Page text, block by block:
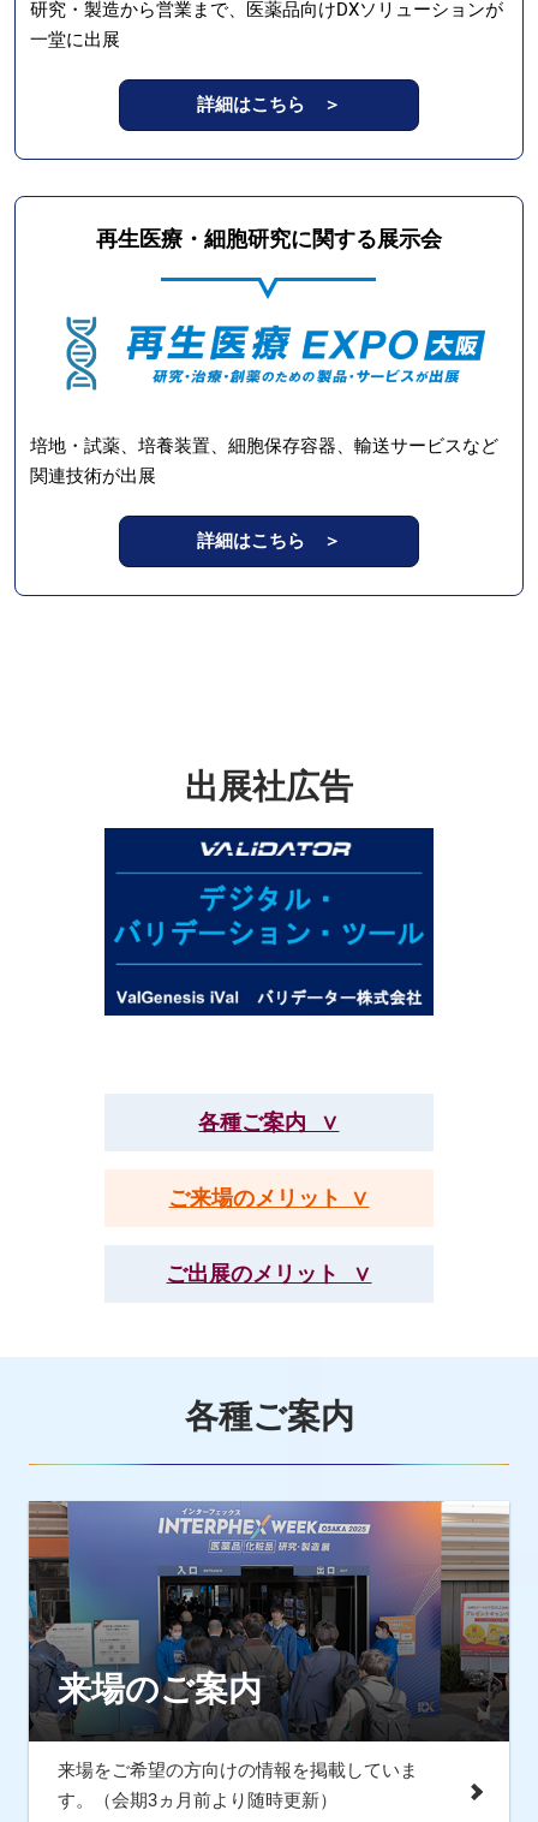
研究・製造から営業まで、医薬品向けDXソリューションが
一堂に出展
詳細はこちら ＞
再生医療・細胞研究に関する展示会
培地・試薬、培養装置、細胞保存容器、輸送サービスなど
関連技術が出展
詳細はこちら ＞
出展社広告
各種ご案内 ∨
ご来場のメリット ∨
ご出展のメリット ∨
各種ご案内
来場のご案内
来場をご希望の方向けの情報を掲載していま
す。（会期3ヵ月前より随時更新）